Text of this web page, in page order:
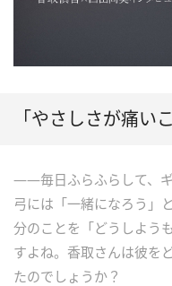
「やさしさが痛い
――毎日ふらふらして、
弓には「一緒になろう」
分のことを「どうしよう
すよね。香取さんは彼を
たのでしょうか？